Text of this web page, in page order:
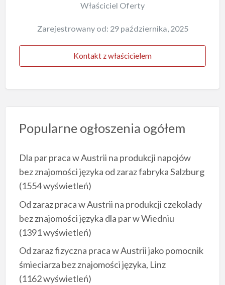
Właściciel Oferty
Zarejestrowany od: 29 października, 2025
Kontakt z właścicielem
Popularne ogłoszenia ogółem
Dla par praca w Austrii na produkcji napojów
bez znajomości języka od zaraz fabryka Salzburg
(1554 wyświetleń)
Od zaraz praca w Austrii na produkcji czekolady
bez znajomości języka dla par w Wiedniu
(1391 wyświetleń)
Od zaraz fizyczna praca w Austrii jako pomocnik
śmieciarza bez znajomości języka, Linz
(1162 wyświetleń)